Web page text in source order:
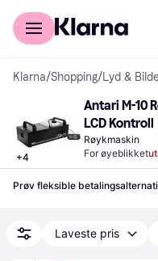
For kunder
Klarna/Shopping/Lyd &
+4
Antari M-10
LCD Kontroll
Røykmaskin
For øyeblikket
Prøv fleksible
Laveste pris